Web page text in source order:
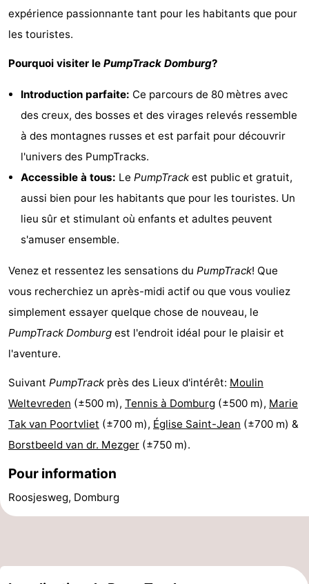
Loverendale
Résidence
Campings
Buitenhof
Domburg
Westhove
Hôtels
Voir
faire
d'intérêt
-
Musées
-
Monuments
-
Moulins
-
Phares
-
expérience passionnante tant pour les habitants que pour
les touristes.
Pourquoi visiter le PumpTrack Domburg?
Introduction parfaite: Ce parcours de 80 mètres avec
des creux, des bosses et des virages relevés ressemble
à des montagnes russes et est parfait pour découvrir
l'univers des PumpTracks.
Accessible à tous: Le PumpTrack est public et gratuit,
aussi bien pour les habitants que pour les touristes. Un
lieu sûr et stimulant où enfants et adultes peuvent
s'amuser ensemble.
Venez et ressentez les sensations du PumpTrack! Que
vous recherchiez un après-midi actif ou que vous vouliez
simplement essayer quelque chose de nouveau, le
PumpTrack Domburg est l'endroit idéal pour le plaisir et
l'aventure.
Suivant PumpTrack près des Lieux d'intérêt: Moulin
Weltevreden (±500 m), Tennis à Domburg (±500 m), Marie
Tak van Poortvliet (±700 m), Église Saint-Jean (±700 m) &
Borstbeeld van dr. Mezger (±750 m).
Pour information
Roosjesweg, Domburg